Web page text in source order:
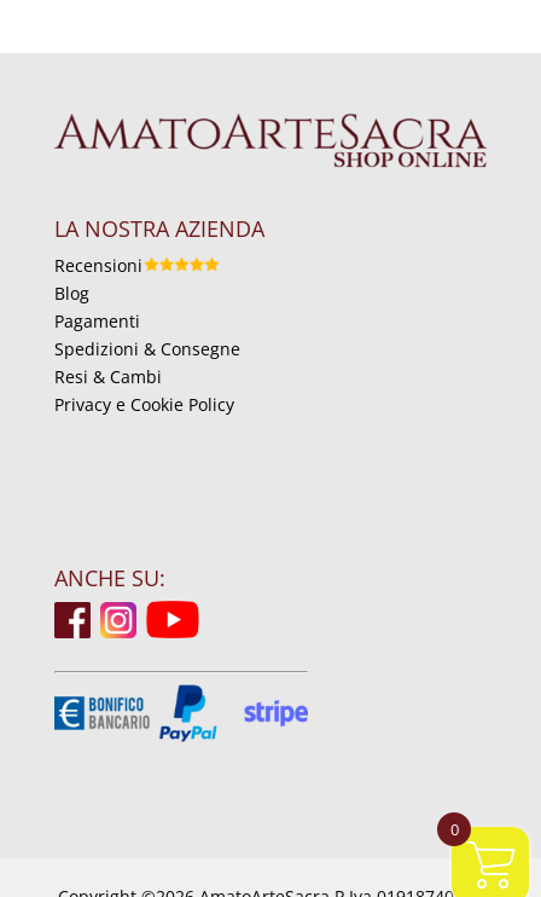
LA NOSTRA AZIENDA
Recensioni
Blog
Pagamenti
Spedizioni & Consegne
Resi & Cambi
Privacy e Cookie Policy
ANCHE SU:
0